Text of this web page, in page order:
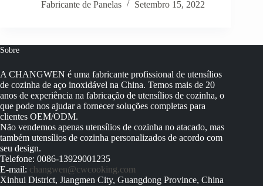
Fabricante de Panelas
Setembro 15, 2022
Sobre
A CHANGWEN é uma fabricante profissional de utensílios
de cozinha de aço inoxidável na China. Temos mais de 20
anos de experiência na fabricação de utensílios de cozinha, o
que pode nos ajudar a fornecer soluções completas para
clientes OEM/ODM.
Não vendemos apenas utensílios de cozinha no atacado, mas
também utensílios de cozinha personalizados de acordo com
seu design.
Telefone: 0086-13929001235
E-mail: changwen@cwcooking.com
Xinhui District, Jiangmen City, Guangdong Province, China